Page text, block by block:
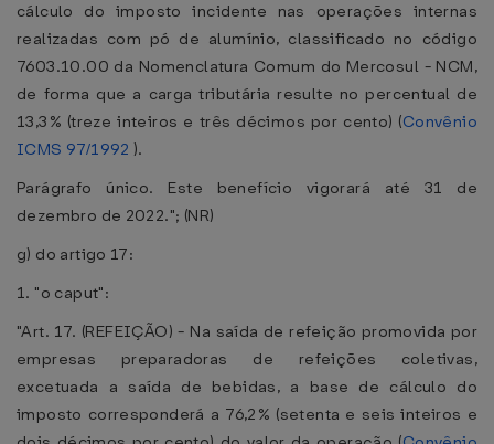
cálculo do imposto incidente nas operações internas
realizadas com pó de alumínio, classificado no código
7603.10.00 da Nomenclatura Comum do Mercosul - NCM,
de forma que a carga tributária resulte no percentual de
13,3% (treze inteiros e três décimos por cento) (Convênio
ICMS 97/1992 ).
Parágrafo único. Este benefício vigorará até 31 de
dezembro de 2022."; (NR)
g) do artigo 17:
1. "o caput":
"Art. 17. (REFEIÇÃO) - Na saída de refeição promovida por
empresas preparadoras de refeições coletivas,
excetuada a saída de bebidas, a base de cálculo do
imposto corresponderá a 76,2% (setenta e seis inteiros e